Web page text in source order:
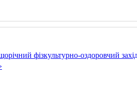
фізкультурно-оздоровчий